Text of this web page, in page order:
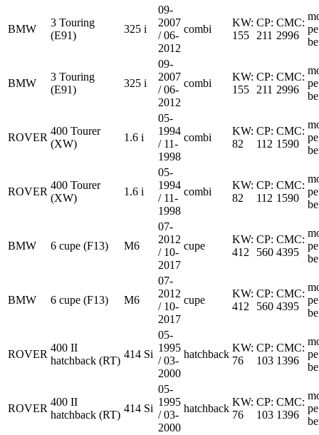
BMW
3 Touring
(E91)
325 i
09-
2007
/ 06-
2012
combi
KW:
155
CP:
211
CMC:
2996
pe
BMW
3 Touring
(E91)
325 i
09-
2007
/ 06-
2012
combi
KW:
155
CP:
211
CMC:
2996
pe
ROVER
400 Tourer
(XW)
1.6 i
05-
1994
/ 11-
1998
combi
KW:
82
CP:
112
CMC:
1590
pe
ROVER
400 Tourer
(XW)
1.6 i
05-
1994
/ 11-
1998
combi
KW:
82
CP:
112
CMC:
1590
pe
BMW 6 cupe (F13) M6
07-
2012
/ 10-
2017
cupe
KW:
412
CP:
560
CMC:
4395
pe
BMW 6 cupe (F13) M6
07-
2012
/ 10-
2017
cupe
KW:
412
CP:
560
CMC:
4395
pe
ROVER
400 II
hatchback (RT)
414 Si
05-
1995
/ 03-
2000
hatchback
KW:
76
CP:
103
CMC:
1396
pe
ROVER
400 II
hatchback (RT)
414 Si
05-
1995
/ 03-
2000
hatchback
KW:
76
CP:
103
CMC:
1396
pe